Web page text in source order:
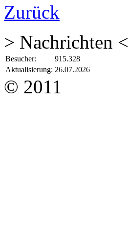
Zurück
> Nachrichten <
Besucher:
915.328
Aktualisierung: 26.07.2026
© 2011